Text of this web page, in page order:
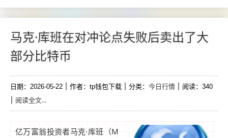
加拿大提交了一份初步招股说
明书，介绍一款主动管理的比
特币收益型交易所交易基金（E
期期权策略，在比特币曝险的
同时产生收益。...
马克·库班在对冲论点失败后卖出了大
部分比特币
日期：2026-05-22 作者：tp钱包下载 分类： 今日行情 阅读：340
阅读全文...
亿万富翁投资者马克·库班（M